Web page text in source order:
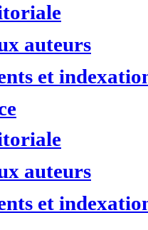
auteurs
et
auteurs
et